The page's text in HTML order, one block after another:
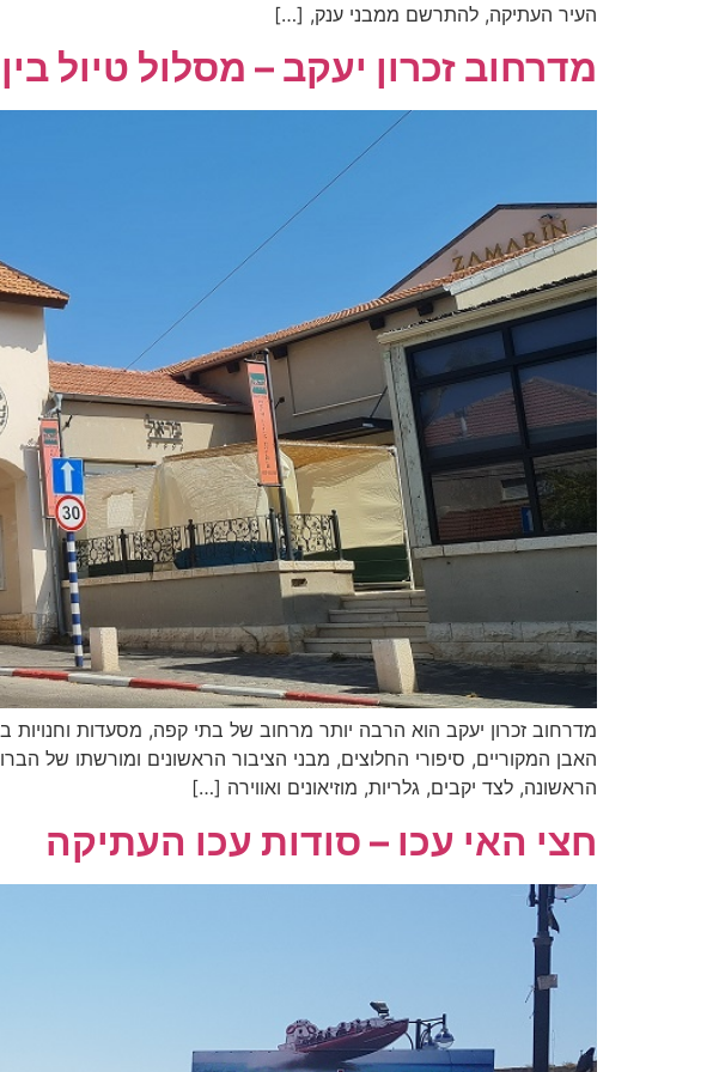
העיר העתיקה, להתרשם ממבני ענק, […]
מדרחוב זכרון יעקב – מסלול טיול
מדרחוב זכרון יעקב הוא הרבה יותר מרחוב של בתי קפה, מסעדות
האבן המקוריים, סיפורי החלוצים, מבני הציבור הראשונים ומורשתו של
הראשונה, לצד יקבים, גלריות, מוזיאונים ואווירה […]
חצי האי עכו – סודות עכו העתיקה